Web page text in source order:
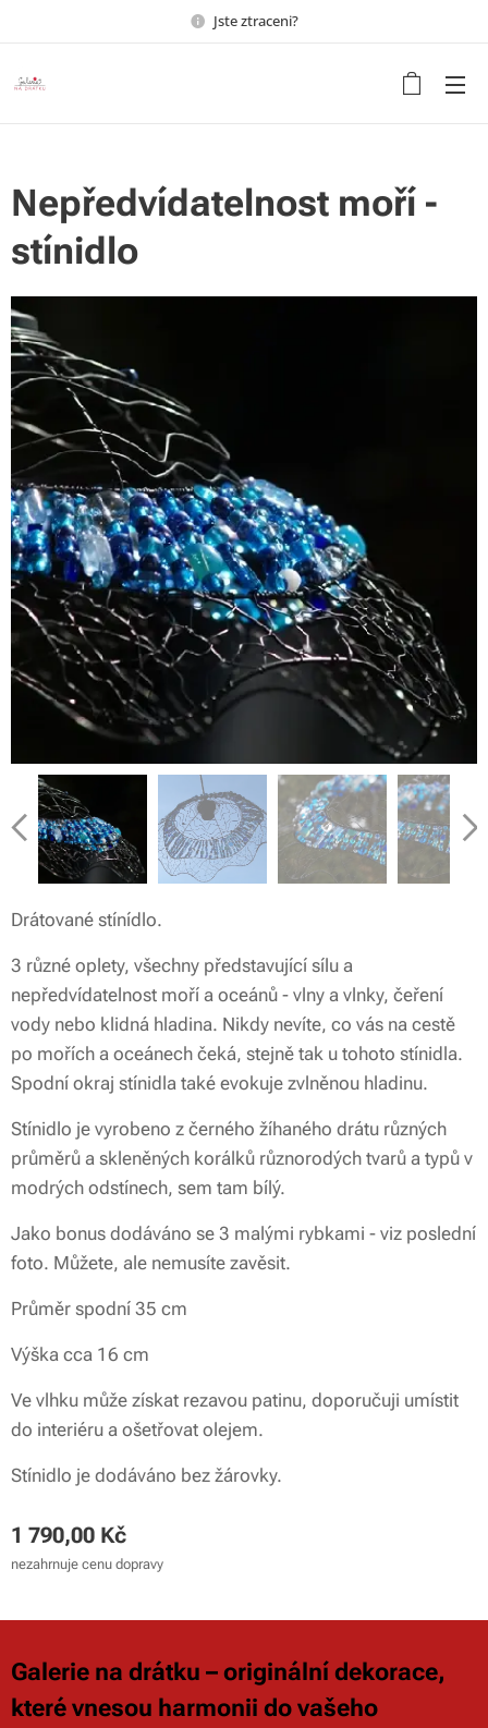
Jste ztraceni?
Nepředvídatelnost moří -
stínidlo
Drátované stínídlo.
3 různé oplety, všechny představující sílu a
nepředvídatelnost moří a oceánů - vlny a vlnky, čeření
vody nebo klidná hladina. Nikdy nevíte, co vás na cestě
po mořích a oceánech čeká, stejně tak u tohoto stínidla.
Spodní okraj stínidla také evokuje zvlněnou hladinu.
Stínidlo je vyrobeno z černého žíhaného drátu různých
průměrů a skleněných korálků různorodých tvarů a typů v
modrých odstínech, sem tam bílý.
Jako bonus dodáváno se 3 malými rybkami - viz poslední
foto. Můžete, ale nemusíte zavěsit.
Průměr spodní 35 cm
Výška cca 16 cm
Ve vlhku může získat rezavou patinu, doporučuji umístit
do interiéru a ošetřovat olejem.
Stínidlo je dodáváno bez žárovky.
1 790,00 Kč
nezahrnuje cenu dopravy
Galerie na drátku – originální dekorace,
které vnesou harmonii do vašeho